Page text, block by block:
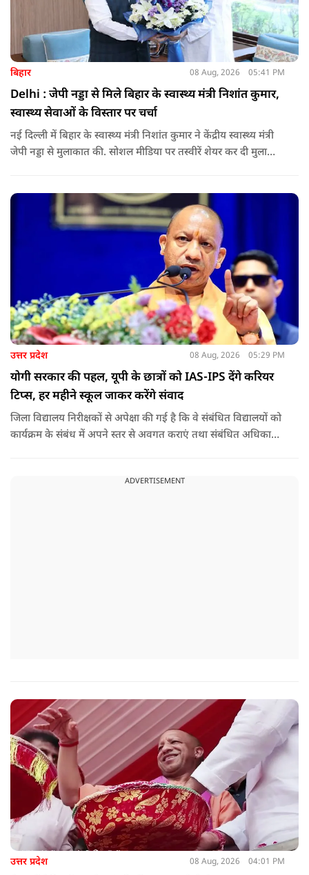
बिहार 08 Aug, 2026 05:41 PM
Delhi : जेपी नड्डा से मिले बिहार के स्वास्थ्य मंत्री निशांत कुमार,
स्वास्थ्य सेवाओं के विस्तार पर चर्चा
नई दिल्ली में बिहार के स्वास्थ्य मंत्री निशांत कुमार ने केंद्रीय स्वास्थ्य मंत्री
जेपी नड्डा से मुलाकात की. सोशल मीडिया पर तस्वीरें शेयर कर दी मुलाकात
उत्तर प्रदेश 08 Aug, 2026 05:29 PM
योगी सरकार की पहल, यूपी के छात्रों को IAS-IPS देंगे करियर
टिप्स, हर महीने स्कूल जाकर करेंगे संवाद
जिला विद्यालय निरीक्षकों से अपेक्षा की गई है कि वे संबंधित विद्यालयों को
कार्यक्रम के संबंध में अपने स्तर से अवगत कराएं तथा संबंधित अधिकारी
मुख्य सचिव, माध्यमिक शिक्षा, पार्थ सारथी सेन शर्मा ने बताया कि मुख्य
ADVERTISEMENT
उत्तर प्रदेश 08 Aug, 2026 04:01 PM